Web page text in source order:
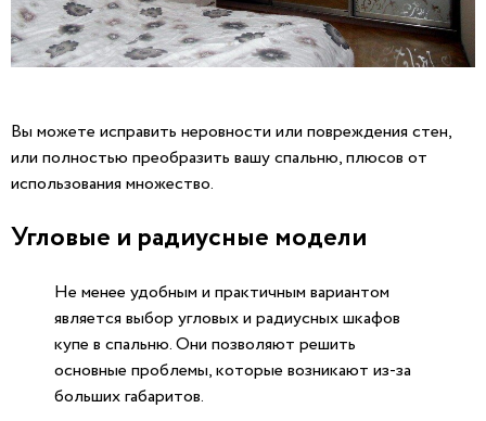
Вы можете исправить неровности или повреждения стен,
или полностью преобразить вашу спальню, плюсов от
использования множество.
Угловые и радиусные модели
Не менее удобным и практичным вариантом
является выбор угловых и радиусных шкафов
купе в спальню. Они позволяют решить
основные проблемы, которые возникают из-за
больших габаритов.